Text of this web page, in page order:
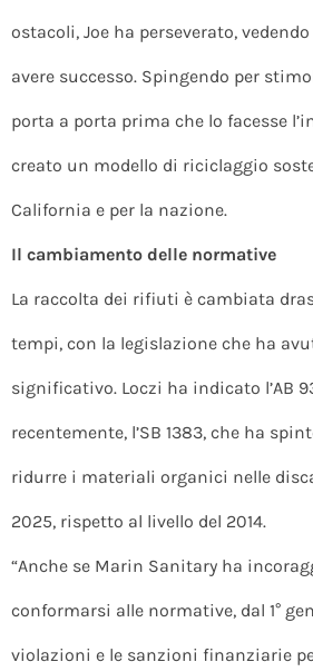
ostacoli, Joe ha perseverato,
avere successo. Spingendo per
porta a porta prima che lo facesse
creato un modello di riciclaggio
California e per la nazione.
Il cambiamento delle normative
La raccolta dei rifiuti è cambiata
tempi, con la legislazione che ha
significativo. Loczi ha indicato l’AB
recentemente, l’SB 1383, che ha
ridurre i materiali organici nelle
2025, rispetto al livello del 2014.
“Anche se Marin Sanitary ha
conformarsi alle normative, dal 1°
violazioni e le sanzioni finanziarie